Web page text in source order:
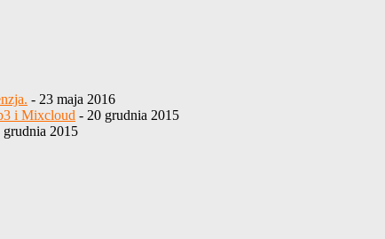
- 23 maja 2016
i Mixcloud - 20 grudnia 2015
grudnia 2015